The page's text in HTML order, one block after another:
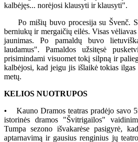
kalbėjęs... norėjosi klausyti ir klausyti".
Po mišių buvo procesija su Švenč.
berniukų ir mergaičių eilės. Visas
jaunimas. Po pamaldų buvo
laudamus". Pamaldos užsitęsė
prisimindami visuomet tokį silpną ir
kalbėjosi, kad jeigu jis išlaikė tokias ilgas
metų.
KELIOS NUOTRUPOS
• Kauno Dramos teatras pradėjo savo
istorinės dramos "Švitrigailos"
Tumpa sezono išvakarėse pasigyrė,
aptarnavimą ir gausius renginius jų